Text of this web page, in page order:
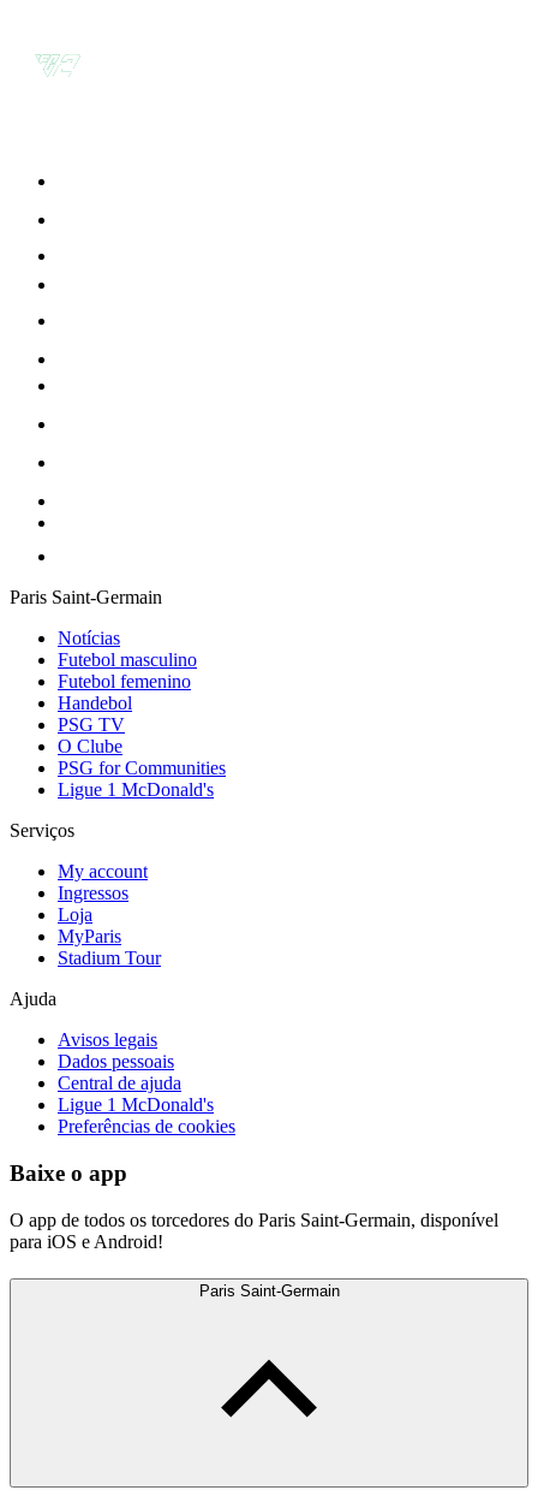
Paris Saint-Germain
Notícias
Futebol masculino
Futebol femenino
Handebol
PSG TV
O Clube
PSG for Communities
Ligue 1 McDonald's
Serviços
My account
Ingressos
Loja
MyParis
Stadium Tour
Ajuda
Avisos legais
Dados pessoais
Central de ajuda
Ligue 1 McDonald's
Preferências de cookies
Baixe o app
O app de todos os torcedores do Paris Saint-Germain, disponível
para iOS e Android!
Paris Saint-Germain